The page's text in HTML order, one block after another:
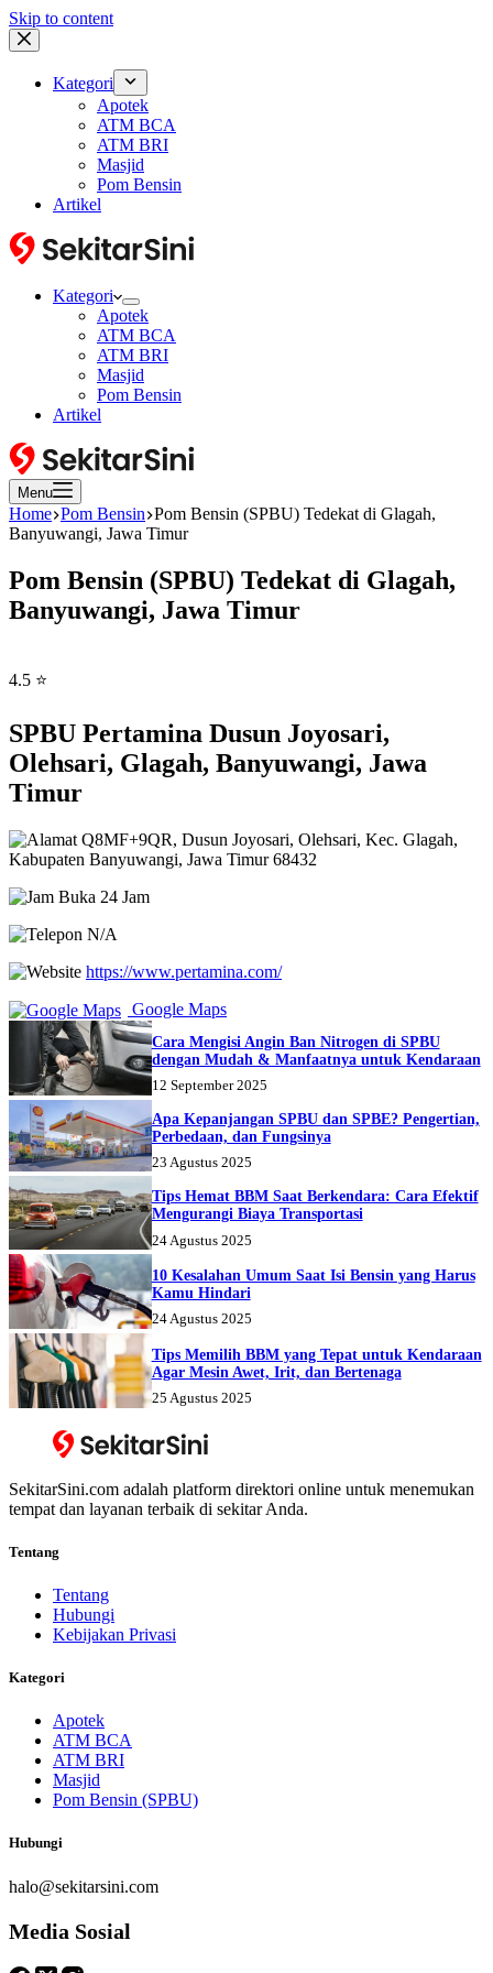
Skip to content
Kategori
Apotek
ATM BCA
ATM BRI
Masjid
Pom Bensin
Artikel
Kategori
Apotek
ATM BCA
ATM BRI
Masjid
Pom Bensin
Artikel
Menu
Home Pom Bensin Pom Bensin (SPBU) Tedekat di Glagah,
Banyuwangi, Jawa Timur
Pom Bensin (SPBU) Tedekat di Glagah,
Banyuwangi, Jawa Timur
4.5 ⭐
SPBU Pertamina Dusun Joyosari,
Olehsari, Glagah, Banyuwangi, Jawa
Timur
Q8MF+9QR, Dusun Joyosari, Olehsari, Kec. Glagah,
Kabupaten Banyuwangi, Jawa Timur 68432
Buka 24 Jam
N/A
https://www.pertamina.com/
Google Maps
Cara Mengisi Angin Ban Nitrogen di SPBU
dengan Mudah & Manfaatnya untuk Kendaraan
12 September 2025
Apa Kepanjangan SPBU dan SPBE? Pengertian,
Perbedaan, dan Fungsinya
23 Agustus 2025
Tips Hemat BBM Saat Berkendara: Cara Efektif
Mengurangi Biaya Transportasi
24 Agustus 2025
10 Kesalahan Umum Saat Isi Bensin yang Harus
Kamu Hindari
24 Agustus 2025
Tips Memilih BBM yang Tepat untuk Kendaraan
Agar Mesin Awet, Irit, dan Bertenaga
25 Agustus 2025
SekitarSini.com adalah platform direktori online untuk menemukan
tempat dan layanan terbaik di sekitar Anda.
Tentang
Tentang
Hubungi
Kebijakan Privasi
Kategori
Apotek
ATM BCA
ATM BRI
Masjid
Pom Bensin (SPBU)
Hubungi
halo@sekitarsini.com
Media Sosial